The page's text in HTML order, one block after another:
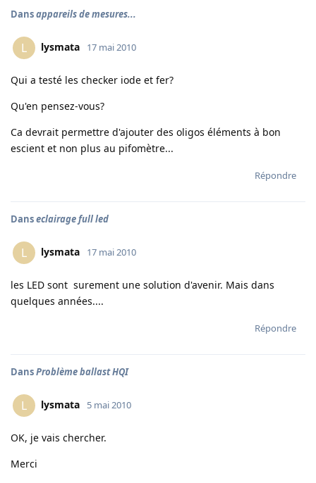
Dansappareils de mesures...
L lysmata 17 mai 2010
Qui a testé les checker iode et fer?
Qu'en pensez-vous?
Ca devrait permettre d'ajouter des oligos éléments à bon
escient et non plus au pifomètre...
Répondre
Danseclairage full led
L lysmata 17 mai 2010
les LED sont surement une solution d'avenir. Mais dans
quelques années....
Répondre
DansProblème ballast HQI
L lysmata 5 mai 2010
OK, je vais chercher.
Merci